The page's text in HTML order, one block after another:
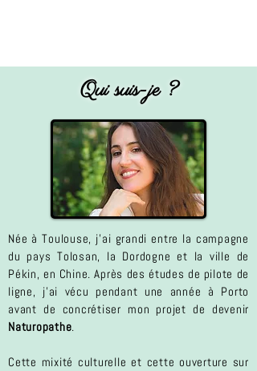
Qui suis-je ?
Née à Toulouse, j’ai grandi entre la campagne
du pays Tolosan, la Dordogne et la ville de
Pékin, en Chine.Après des études de pilote de
ligne, j’ai vécu pendant une année à Porto
avant de concrétiser mon projet de devenir
Naturopathe.
Cette mixité culturelle et cette ouverture sur